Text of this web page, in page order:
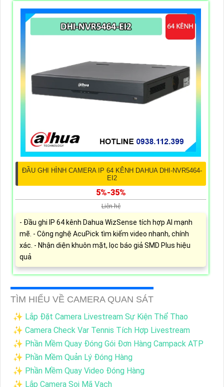
ĐẦU GHI HÌNH CAMERA IP 64 KÊNH DAHUA DHI-NVR5464-
EI2
5%-35%
Liên hệ
- Đầu ghi IP 64 kênh Dahua WizSense tích hợp AI mạnh
mẽ. - Công nghệ AcuPick tìm kiếm video nhanh, chính
xác. - Nhận diện khuôn mặt, lọc báo giả SMD Plus hiệu
quả
TÌM HIỂU VỀ CAMERA QUAN SÁT
✨ Lắp Đặt Camera Livestream Sự Kiện Thể Thao
✨ Camera Check Var Tennis Tích Hợp Livestream
✨ Phần Mềm Quay Đóng Gói Đơn Hàng Campack ATP
✨ Phần Mềm Quản Lý Đóng Hàng
✨ Phần Mềm Quay Video Đóng Hàng
✨ Lắp Camera Soi Mã Vạch